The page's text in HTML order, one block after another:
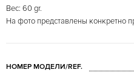
Вес: 60 gr.
На фото представлены конкретно
НОМЕР МОДЕЛИ/REF.